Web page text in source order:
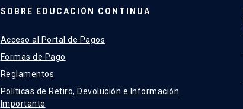
SOBRE EDUCACIÓN CONTINUA
Acceso al Portal de Pagos
Formas de Pago
Reglamentos
Políticas de Retiro, Devolución e Información
Importante